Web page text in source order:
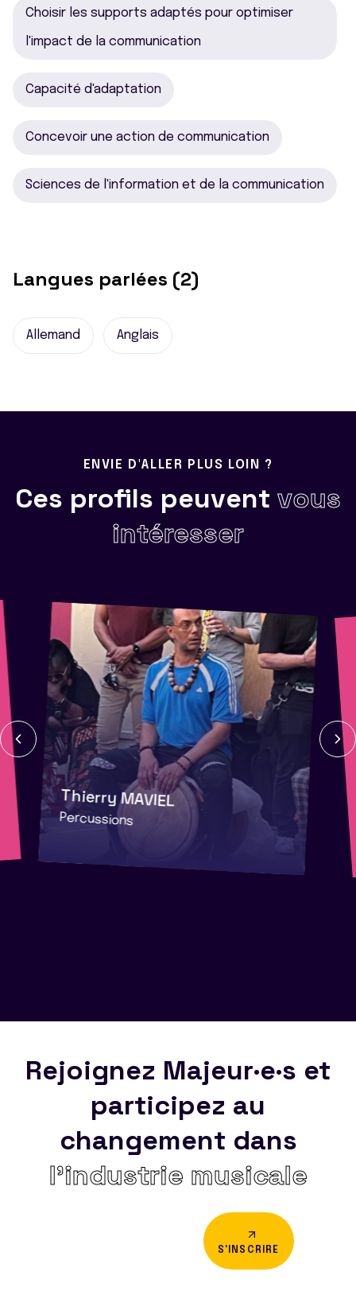
Choisir les supports adaptés pour optimiser
l'impact de la communication
Capacité d'adaptation
Concevoir une action de communication
Sciences de l'information et de la communication
Langues parlées (2)
Allemand Anglais
ENVIE D'ALLER PLUS LOIN ?
Ces profils peuvent vous
intéresser
Thierry MAVIEL
Percussions
Rejoignez Majeur·e·s et
participez au
changement dans
l’industrie musicale
S'INSCRIRE